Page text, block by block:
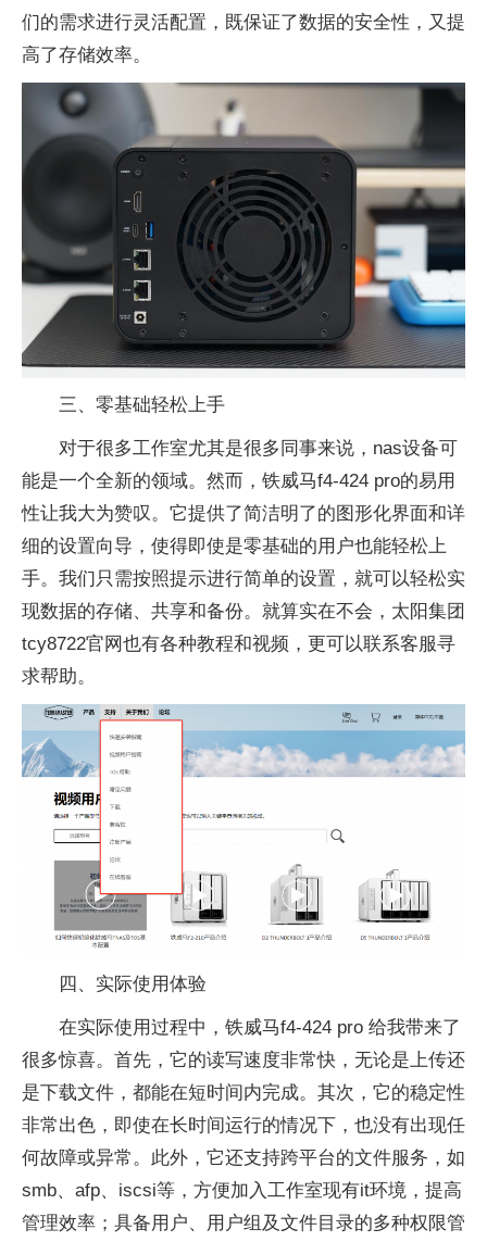
们的需求进行灵活配置，既保证了数据的安全性，又提
高了存储效率。
三、零基础轻松上手
对于很多工作室尤其是很多同事来说，nas设备可
能是一个全新的领域。然而，铁威马f4-424 pro的易用
性让我大为赞叹。它提供了简洁明了的图形化界面和详
细的设置向导，使得即使是零基础的用户也能轻松上
手。我们只需按照提示进行简单的设置，就可以轻松实
现数据的存储、共享和备份。就算实在不会，太阳集团
tcy8722官网也有各种教程和视频，更可以联系客服寻
求帮助。
四、实际使用体验
在实际使用过程中，铁威马f4-424 pro 给我带来了
很多惊喜。首先，它的读写速度非常快，无论是上传还
是下载文件，都能在短时间内完成。其次，它的稳定性
非常出色，即使在长时间运行的情况下，也没有出现任
何故障或异常。此外，它还支持跨平台的文件服务，如
smb、afp、iscsi等，方便加入工作室现有it环境，提高
管理效率；具备用户、用户组及文件目录的多种权限管